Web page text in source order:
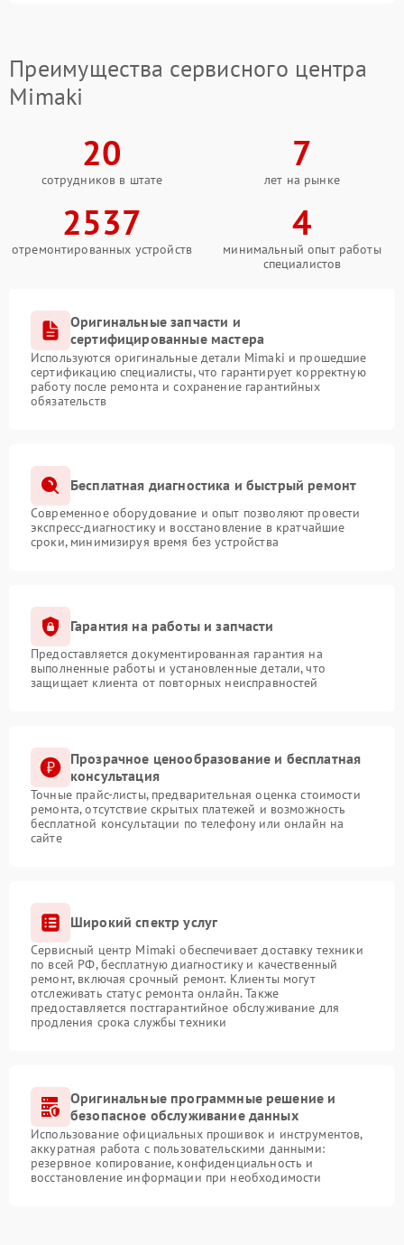
Преимущества сервисного центра
Mimaki
20
сотрудников в штате
7
лет на рынке
2537
отремонтированных устройств
4
минимальный опыт работы
специалистов
Оригинальные запчасти и
сертифицированные мастера
Используются оригинальные детали Mimaki и прошедшие
сертификацию специалисты, что гарантирует корректную
работу после ремонта и сохранение гарантийных
обязательств
Бесплатная диагностика и быстрый ремонт
Современное оборудование и опыт позволяют провести
экспресс-диагностику и восстановление в кратчайшие
сроки, минимизируя время без устройства
Гарантия на работы и запчасти
Предоставляется документированная гарантия на
выполненные работы и установленные детали, что
защищает клиента от повторных неисправностей
Прозрачное ценообразование и бесплатная
консультация
Точные прайс-листы, предварительная оценка стоимости
ремонта, отсутствие скрытых платежей и возможность
бесплатной консультации по телефону или онлайн на
сайте
Широкий спектр услуг
Сервисный центр Mimaki обеспечивает доставку техники
по всей РФ, бесплатную диагностику и качественный
ремонт, включая срочный ремонт. Клиенты могут
отслеживать статус ремонта онлайн. Также
предоставляется постгарантийное обслуживание для
продления срока службы техники
Оригинальные программные решение и
безопасное обслуживание данных
Использование официальных прошивок и инструментов,
аккуратная работа с пользовательскими данными:
резервное копирование, конфиденциальность и
восстановление информации при необходимости